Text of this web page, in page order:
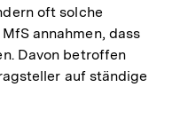
oft solche
annahmen, dass
Davon betroffen
auf ständige